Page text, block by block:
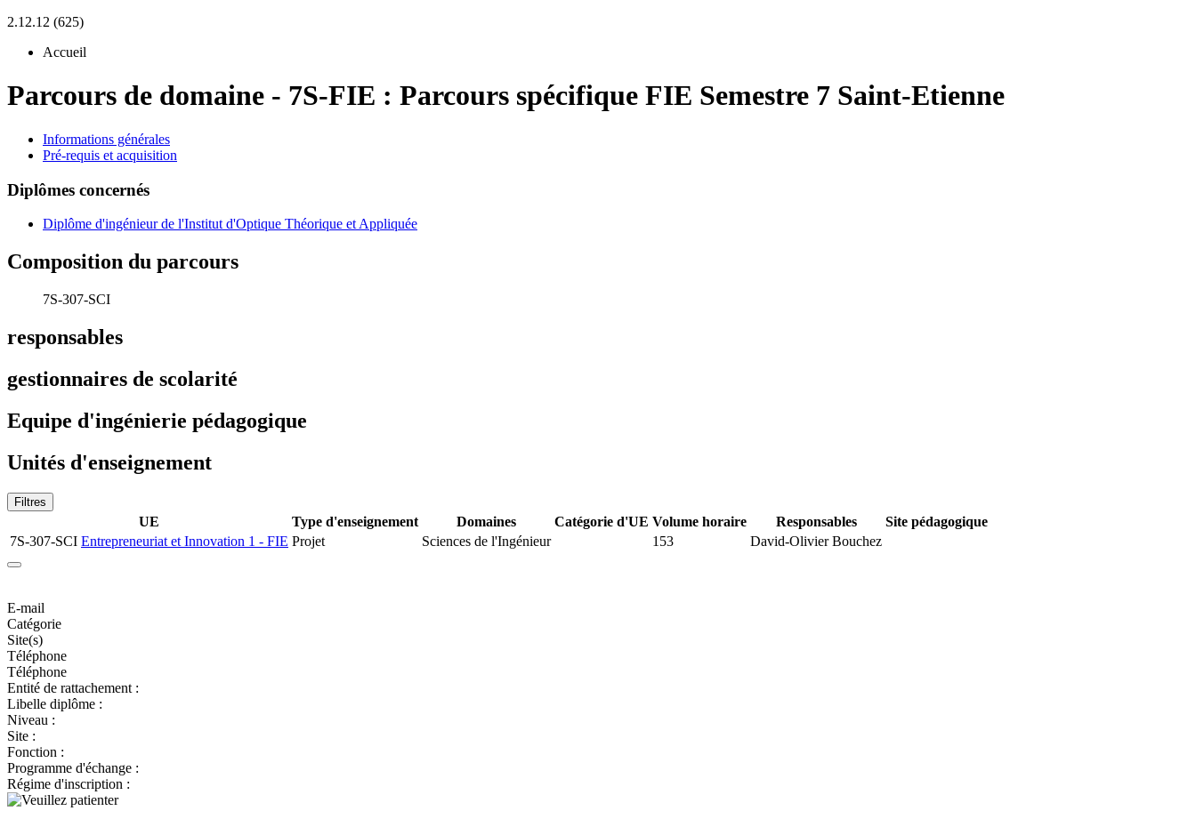
2.12.12 (625)
Accueil
Parcours de domaine - 7S-FIE : Parcours spécifique FIE Semestre 7 Saint-Etienne
Informations générales
Pré-requis et acquisition
Diplômes concernés
Diplôme d'ingénieur de l'Institut d'Optique Théorique et Appliquée
Composition du parcours
7S-307-SCI
responsables
gestionnaires de scolarité
Equipe d'ingénierie pédagogique
Unités d'enseignement
Filtres
UE Type d'enseignement Domaines Catégorie d'UE Volume horaire Responsables
Site pédagogique
7S-307-SCI Entrepreneuriat et Innovation 1 - FIE Projet Sciences de l'Ingénieur 153 David-Olivier Bouchez
E-mail
Catégorie
Site(s)
Téléphone
Téléphone
Entité de rattachement :
Libelle diplôme :
Niveau :
Site :
Fonction :
Programme d'échange :
Régime d'inscription :